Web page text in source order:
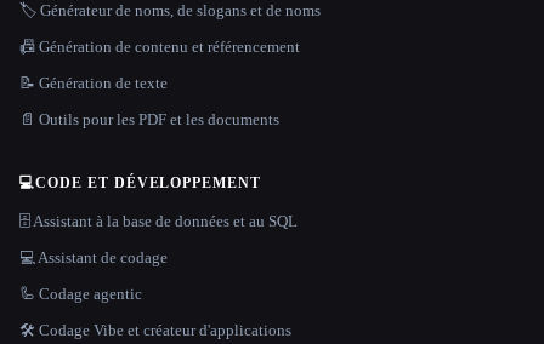
🏷️ Générateur de noms, de slogans et de noms
📠 Génération de contenu et référencement
📝 Génération de texte
📄 Outils pour les PDF et les documents
💻CODE ET DÉVELOPPEMENT
🗄️ Assistant à la base de données et au SQL
💻 Assistant de codage
🦾 Codage agentic
🛠️ Codage Vibe et créateur d'applications